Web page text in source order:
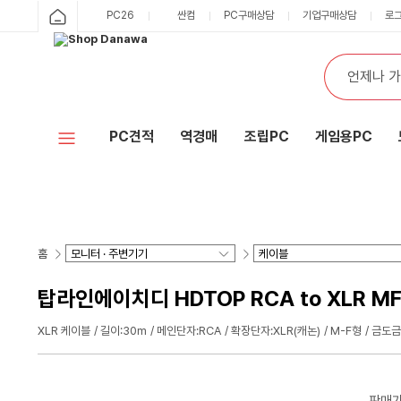
PC26 싼컴 PC구매상담 기업구매상담 로
PC견적 역경매 조립PC 게임용PC
홈
탑라인에이치디 HDTOP RCA to XLR
XLR 케이블 길이:30m 메인단자:RCA 확장단자:XLR(캐논) M-F형 금도